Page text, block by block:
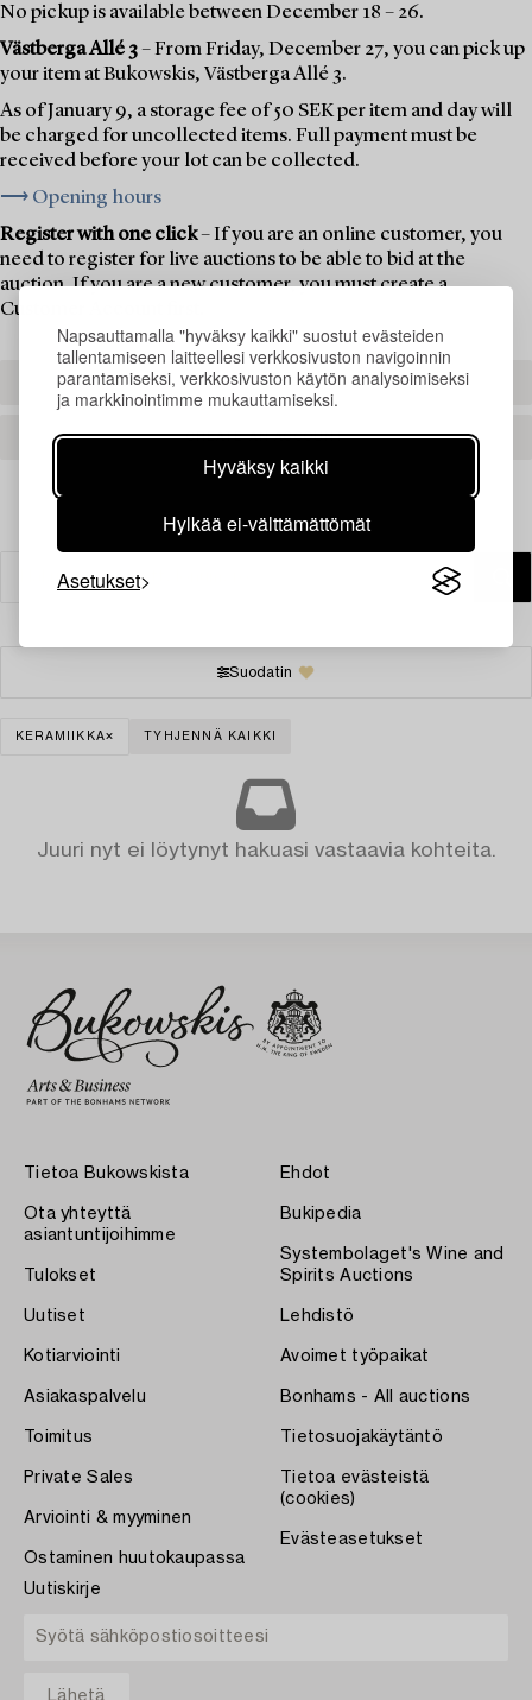
Napsauttamalla "hyväksy kaikki" suostut evästeiden
tallentamiseen laitteellesi verkkosivuston navigoinnin
parantamiseksi, verkkosivuston käytön analysoimiseksi
ja markkinointimme mukauttamiseksi.
Hyväksy kaikki
Hylkää ei-välttämättömät
Asetukset
No pickup is available between December 18 – 26.
Västberga Allé 3– From Friday, December 27, you can pick up
your item at Bukowskis, Västberga Allé 3.
As of January 9, a storage fee of 50 SEK per item and day will
be charged for uncollected items. Full payment must be
received before your lot can be collected.
⟶ Opening hours
Register with one click– If you are an online customer, you
need to register for live auctions to be able to bid at the
auction. If you are a new customer, you must create a
Customer Account first.
REGISTER TO BID
CREATE AN ACCOUNT
Suodatin
KERAMIIKKA TYHJENNÄ KAIKKI
Juuri nyt ei löytynyt hakuasi vastaavia kohteita.
Tietoa Bukowskista
Ota yhteyttä
asiantuntijoihimme
Tulokset
Uutiset
Kotiarviointi
Asiakaspalvelu
Toimitus
Private Sales
Arviointi & myyminen
Ostaminen huutokaupassa
Ehdot
Bukipedia
Systembolaget's Wine and
Spirits Auctions
Lehdistö
Avoimet työpaikat
Bonhams - All auctions
Tietosuojakäytäntö
Tietoa evästeistä
(cookies)
Evästeasetukset
Uutiskirje